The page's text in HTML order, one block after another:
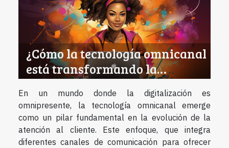
¿Cómo la tecnología omnicanal
está transformando la
atención al cliente en la era
digital?
En un mundo donde la digitalización es
omnipresente, la tecnología omnicanal emerge
como un pilar fundamental en la evolución de la
atención al cliente. Este enfoque, que integra
diferentes canales de comunicación para ofrecer